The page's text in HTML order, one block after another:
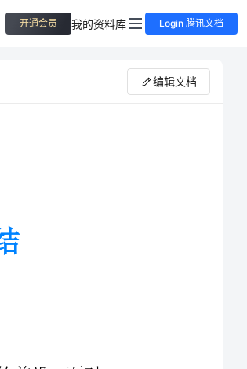
开通会员 我的资料库 Login 腾讯文档
编辑文档